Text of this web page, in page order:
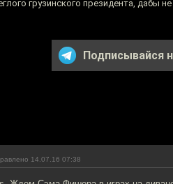
грузинского президента, дабы
Подписывайся
14.07.16 07:38